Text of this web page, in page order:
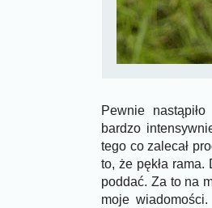
Pewnie
bardzo
tego co zalecał
to, że pękła rama.
poddać. Za to na
moje